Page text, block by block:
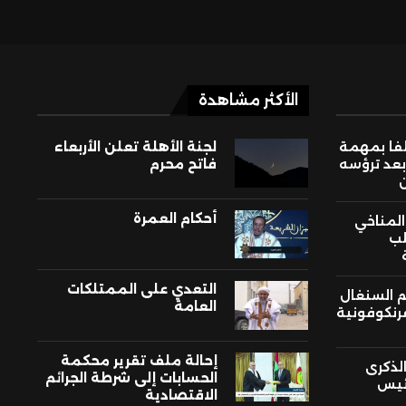
بمهمة
ترؤسه
المناخي
السنغال
الأكثر مشاهدة
لجنة الأهلة تعلن الأربعاء
فاتح محرم
أحكام العمرة
التعدي على الممتلكات
العامة
إحالة ملف تقرير محكمة
الحسابات إلى شرطة الجرائم
الاقتصادية